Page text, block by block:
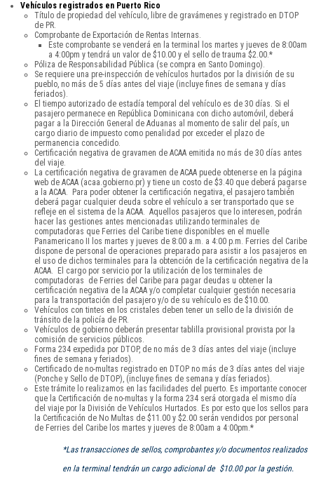
Vehículos registrados en Puerto Rico
Título de propiedad del vehículo, libre de gravámenes y registrado en DTOP
de PR.
Comprobante de Exportación de Rentas Internas.
Este comprobante se venderá en la terminal los martes y jueves de 8:00am
a 4:00pm y tendrá un valor de $10.00 y el sello de trauma $2.00.*
Póliza de Responsabilidad Pública (se compra en Santo Domingo).
Se requiere una pre-inspección de vehículos hurtados por la división de su
pueblo, no más de 5 días antes del viaje (incluye fines de semana y días
feriados).
El tiempo autorizado de estadía temporal del vehículo es de 30 días. Si el
pasajero permanece en República Dominicana con dicho automóvil, deberá
pagar a la Dirección General de Aduanas al momento de salir del país, un
cargo diario de impuesto como penalidad por exceder el plazo de
permanencia concedido.
Certificación negativa de gravamen de ACAA emitida no más de 30 días antes
del viaje.
La certificación negativa de gravamen de ACAA puede obtenerse en la página
web de ACAA (acaa.gobierno.pr) y tiene un costo de $3.40 que deberá pagarse
a la ACAA. Para poder obtener la certificación negativa, el pasajero también
deberá pagar cualquier deuda sobre el vehículo a ser transportado que se
refleje en el sistema de la ACAA. Aquellos pasajeros que lo interesen, podrán
hacer las gestiones antes mencionadas utilizando terminales de
computadoras que Ferries del Caribe tiene disponibles en el muelle
Panamericano II los martes y jueves de 8:00 a.m. a 4:00 p.m. Ferries del Caribe
dispone de personal de operaciones preparado para asistir a los pasajeros en
el uso de dichos terminales para la obtención de la certificación negativa de la
ACAA. El cargo por servicio por la utilización de los terminales de
computadoras de Ferries del Caribe para pagar deudas u obtener la
certificación negativa de la ACAA y/o completar cualquier gestión necesaria
para la transportación del pasajero y/o de su vehículo es de $10.00.
Vehículos con tintes en los cristales deben tener un sello de la división de
tránsito de la policía de PR.
Vehículos de gobierno deberán presentar tablilla provisional provista por la
comisión de servicios públicos.
Forma 234 expedida por DTOP, de no más de 3 días antes del viaje (incluye
fines de semana y feriados).
Certificado de no-multas registrado en DTOP no más de 3 días antes del viaje
(Ponche y Sello de DTOP), (incluye fines de semana y días feriados).
Este trámite lo realizamos en las facilidades del puerto. Es importante conocer
que la Certificación de no-multas y la forma 234 será otorgada el mismo día
del viaje por la División de Vehículos Hurtados. Es por esto que los sellos para
la Certificación de No Multas de $11.00 y $2.00 serán vendidos por personal
de Ferries del Caribe los martes y jueves de 8:00am a 4:00pm.*
*Las transacciones de sellos, comprobantes y/o documentos realizados
en la terminal tendrán un cargo adicional de $10.00 por la gestión.